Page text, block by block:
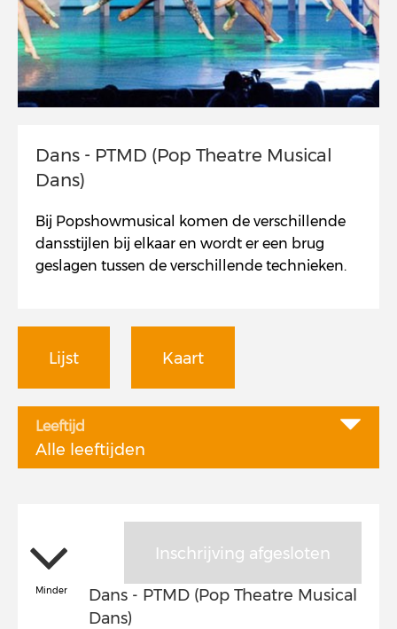
Dans - PTMD (Pop Theatre Musical
Dans)
Bij Popshowmusical komen de verschillende
dansstijlen bij elkaar en wordt er een brug
geslagen tussen de verschillende technieken.
Lijst Kaart
Leeftijd
Alle leeftijden
Inschrijving afgesloten
Minder
Dans - PTMD (Pop Theatre Musical
Dans)